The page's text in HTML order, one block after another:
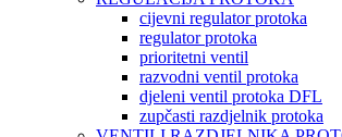
cijevni regulator protoka
regulator protoka
prioritetni ventil
razvodni ventil protoka
djeleni ventil protoka DFL
zupčasti razdjelnik protoka